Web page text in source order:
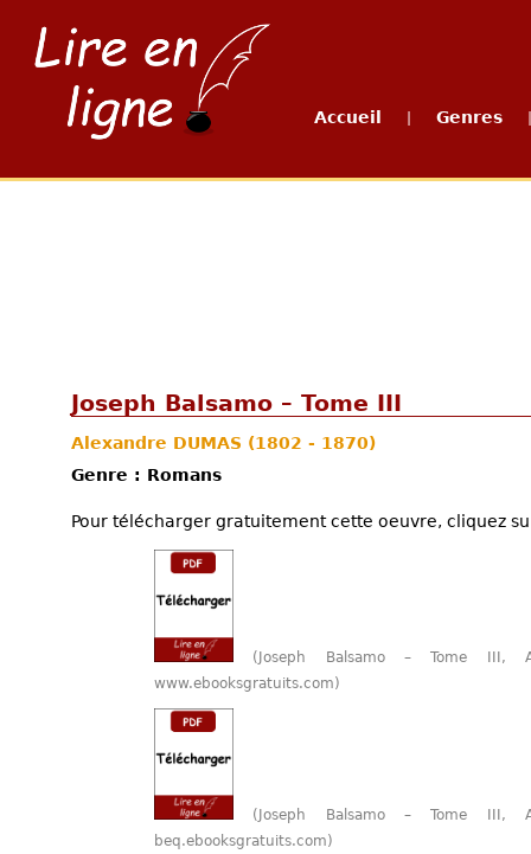
Accueil Genres
Joseph Balsamo – Tome III
Alexandre DUMAS (1802 - 1870)
Genre : Romans
Pour télécharger gratuitement cette oeuvre, cliquez
(Joseph Balsamo – Tome III,
www.ebooksgratuits.com)
(Joseph Balsamo – Tome III,
beq.ebooksgratuits.com)